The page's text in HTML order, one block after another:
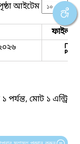
আইটেম
ফাইল
মোট ১ এন্ট্রি